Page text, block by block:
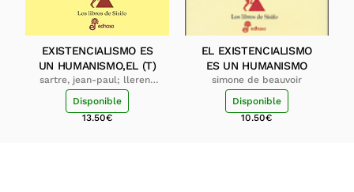
EXISTENCIALISMO ES
UN HUMANISMO,EL (T)
sartre, jean-paul; llerena
del castillo, mari carmen;
sartre, arlette elkaïm
Disponible
13.50€
EL EXISTENCIALISMO
ES UN HUMANISMO
simone de beauvoir
Disponible
10.50€